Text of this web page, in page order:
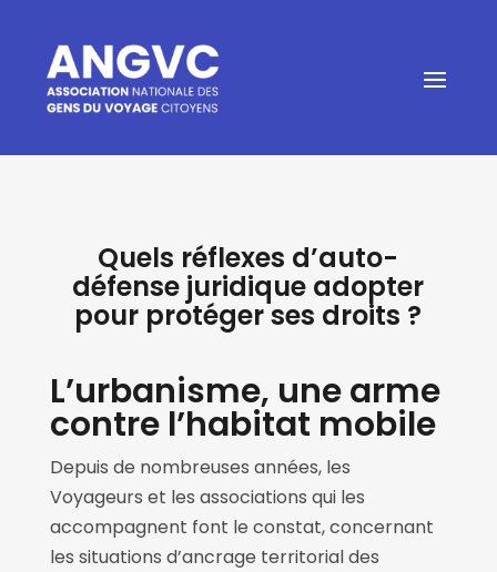
Quels réflexes d’auto-
défense juridique adopter
pour protéger ses droits ?
L’urbanisme, une arme
contre l’habitat mobile
Depuis de nombreuses années, les
Voyageurs et les associations qui les
accompagnent font le constat, concernant
les situations d’ancrage territorial des